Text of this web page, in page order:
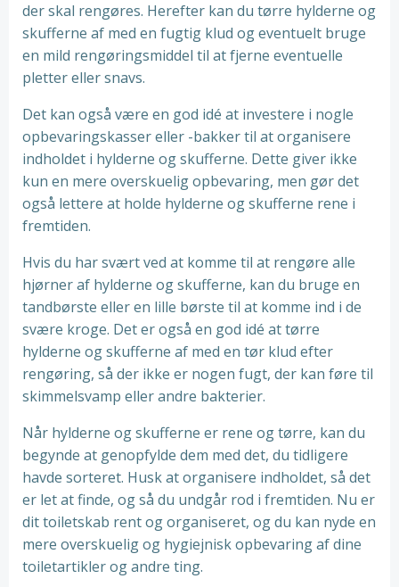
der skal rengøres. Herefter kan du tørre hylderne og
skufferne af med en fugtig klud og eventuelt bruge
en mild rengøringsmiddel til at fjerne eventuelle
pletter eller snavs.
Det kan også være en god idé at investere i nogle
opbevaringskasser eller -bakker til at organisere
indholdet i hylderne og skufferne. Dette giver ikke
kun en mere overskuelig opbevaring, men gør det
også lettere at holde hylderne og skufferne rene i
fremtiden.
Hvis du har svært ved at komme til at rengøre alle
hjørner af hylderne og skufferne, kan du bruge en
tandbørste eller en lille børste til at komme ind i de
svære kroge. Det er også en god idé at tørre
hylderne og skufferne af med en tør klud efter
rengøring, så der ikke er nogen fugt, der kan føre til
skimmelsvamp eller andre bakterier.
Når hylderne og skufferne er rene og tørre, kan du
begynde at genopfylde dem med det, du tidligere
havde sorteret. Husk at organisere indholdet, så det
er let at finde, og så du undgår rod i fremtiden. Nu er
dit toiletskab rent og organiseret, og du kan nyde en
mere overskuelig og hygiejnisk opbevaring af dine
toiletartikler og andre ting.